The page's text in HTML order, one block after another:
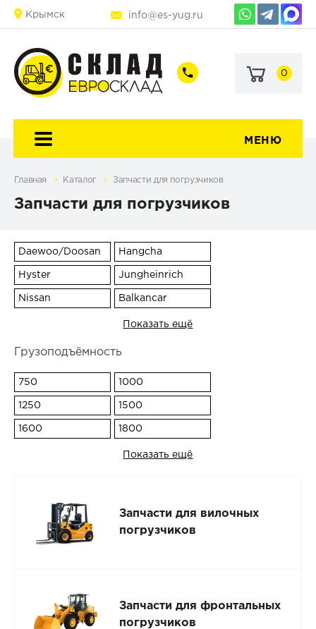
Крымск info@es-yug.ru
+7
60-
+7
69-
0
МЕНЮ
Главная Каталог Запчасти для погрузчиков
Запчасти для погрузчиков
Daewoo/Doosan Hangcha
Hyster Jungheinrich
Nissan Balkancar
Показать ещё
Грузоподъёмность
750 1000
1250 1500
1600 1800
Показать ещё
Запчасти для вилочных
погрузчиков
Запчасти для фронтальных
погрузчиков